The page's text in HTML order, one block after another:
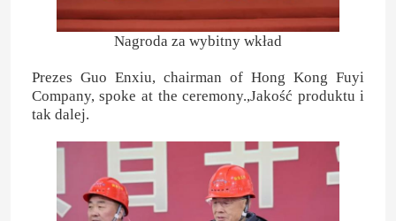
Oddzwonimy wkrótce!
alkohol furfurylowy
DMF
Kwas humusowy
Nagroda za wybitny wkład
Prezes Guo Enxiu, chairman of Hong Kong Fuyi
Company, spoke at the ceremony.,Jakość produktu i
tak dalej.